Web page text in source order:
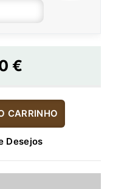
€
CARRINHO
Desejos